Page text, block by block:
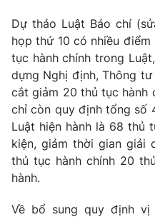
Liên hệ tòa soạn
THỜI BÁO VTV
Theo dõi báo trên
Cơ quan chủ quản:Đài Truyền
Dự thảo Luật Báo chí
họp thứ 10 có nhiều
tục hành chính trong
dựng Nghị định, Thông
cắt giảm 20 thủ tục hành
chỉ còn quy định tổng số
Luật hiện hành là 68 thủ
kiện, giảm thời gian giải
thủ tục hành chính 20
hành.
Về bổ sung quy định